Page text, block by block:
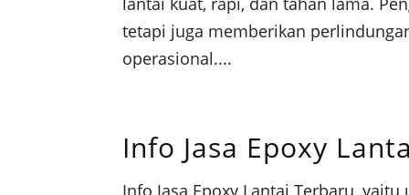
tetapi juga memberikan
operasional....
Info Jasa Epoxy
Info Jasa Epoxy Lantai Terbaru,